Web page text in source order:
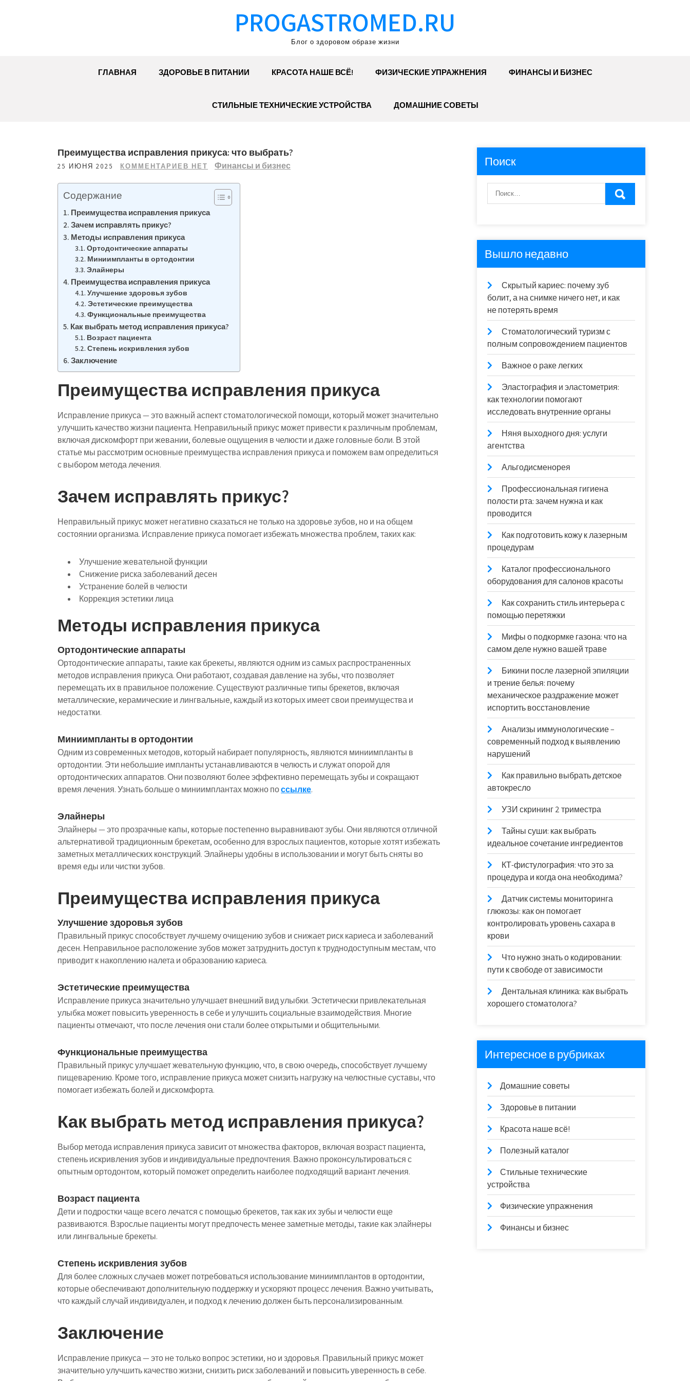
PROGASTROMED.RU
Блог о здоровом образе жизни
ГЛАВНАЯ ЗДОРОВЬЕ В ПИТАНИИ КРАСОТА НАШЕ ВСЁ! ФИЗИЧЕСКИЕ УПРАЖНЕНИЯ ФИНАНСЫ И БИЗНЕС
СТИЛЬНЫЕ ТЕХНИЧЕСКИЕ УСТРОЙСТВА ДОМАШНИЕ СОВЕТЫ
Преимущества исправления прикуса: что выбрать?
25 ИЮНЯ 2025 КОММЕНТАРИЕВ НЕТ Финансы и бизнес
Содержание
Преимущества исправления прикуса
Зачем исправлять прикус?
Методы исправления прикуса
Ортодонтические аппараты
Миниимпланты в ортодонтии
Элайнеры
Преимущества исправления прикуса
Улучшение здоровья зубов
Эстетические преимущества
Функциональные преимущества
Как выбрать метод исправления прикуса?
Возраст пациента
Степень искривления зубов
Заключение
Преимущества исправления прикуса
Исправление прикуса — это важный аспект стоматологической помощи, который может значительно
улучшить качество жизни пациента. Неправильный прикус может привести к различным проблемам,
включая дискомфорт при жевании, болевые ощущения в челюсти и даже головные боли. В этой
статье мы рассмотрим основные преимущества исправления прикуса и поможем вам определиться
с выбором метода лечения.
Зачем исправлять прикус?
Неправильный прикус может негативно сказаться не только на здоровье зубов, но и на общем
состоянии организма. Исправление прикуса помогает избежать множества проблем, таких как:
Улучшение жевательной функции
Снижение риска заболеваний десен
Устранение болей в челюсти
Коррекция эстетики лица
Методы исправления прикуса
Ортодонтические аппараты
Ортодонтические аппараты, такие как брекеты, являются одним из самых распространенных
методов исправления прикуса. Они работают, создавая давление на зубы, что позволяет
перемещать их в правильное положение. Существуют различные типы брекетов, включая
металлические, керамические и лингвальные, каждый из которых имеет свои преимущества и
недостатки.
Миниимпланты в ортодонтии
Одним из современных методов, который набирает популярность, являются миниимпланты в
ортодонтии. Эти небольшие импланты устанавливаются в челюсть и служат опорой для
ортодонтических аппаратов. Они позволяют более эффективно перемещать зубы и сокращают
время лечения. Узнать больше о миниимплантах можно поссылке.
Элайнеры
Элайнеры — это прозрачные капы, которые постепенно выравнивают зубы. Они являются отличной
альтернативой традиционным брекетам, особенно для взрослых пациентов, которые хотят избежать
заметных металлических конструкций. Элайнеры удобны в использовании и могут быть сняты во
время еды или чистки зубов.
Преимущества исправления прикуса
Улучшение здоровья зубов
Правильный прикус способствует лучшему очищению зубов и снижает риск кариеса и заболеваний
десен. Неправильное расположение зубов может затруднить доступ к труднодоступным местам, что
приводит к накоплению налета и образованию кариеса.
Эстетические преимущества
Исправление прикуса значительно улучшает внешний вид улыбки. Эстетически привлекательная
улыбка может повысить уверенность в себе и улучшить социальные взаимодействия. Многие
пациенты отмечают, что после лечения они стали более открытыми и общительными.
Функциональные преимущества
Правильный прикус улучшает жевательную функцию, что, в свою очередь, способствует лучшему
пищеварению. Кроме того, исправление прикуса может снизить нагрузку на челюстные суставы, что
помогает избежать болей и дискомфорта.
Как выбрать метод исправления прикуса?
Выбор метода исправления прикуса зависит от множества факторов, включая возраст пациента,
степень искривления зубов и индивидуальные предпочтения. Важно проконсультироваться с
опытным ортодонтом, который поможет определить наиболее подходящий вариант лечения.
Возраст пациента
Дети и подростки чаще всего лечатся с помощью брекетов, так как их зубы и челюсти еще
развиваются. Взрослые пациенты могут предпочесть менее заметные методы, такие как элайнеры
или лингвальные брекеты.
Степень искривления зубов
Для более сложных случаев может потребоваться использование миниимплантов в ортодонтии,
которые обеспечивают дополнительную поддержку и ускоряют процесс лечения. Важно учитывать,
что каждый случай индивидуален, и подход к лечению должен быть персонализированным.
Заключение
Исправление прикуса — это не только вопрос эстетики, но и здоровья. Правильный прикус может
значительно улучшить качество жизни, снизить риск заболеваний и повысить уверенность в себе.
Поиск
Вышло недавно
Скрытый кариес: почему зуб
болит, а на снимке ничего нет, и как
не потерять время
Стоматологический туризм с
полным сопровождением пациентов
Важное о раке легких
Эластография и эластометрия:
как технологии помогают
исследовать внутренние органы
Няня выходного дня: услуги
агентства
Альгодисменорея
Профессиональная гигиена
полости рта: зачем нужна и как
проводится
Как подготовить кожу к лазерным
процедурам
Каталог профессионального
оборудования для салонов красоты
Как сохранить стиль интерьера с
помощью перетяжки
Мифы о подкормке газона: что на
самом деле нужно вашей траве
Бикини после лазерной эпиляции
и трение белья: почему
механическое раздражение может
испортить восстановление
Анализы иммунологические –
современный подход к выявлению
нарушений
Как правильно выбрать детское
автокресло
УЗИ скрининг 2 триместра
Тайны суши: как выбрать
идеальное сочетание ингредиентов
КТ-фистулография: что это за
процедура и когда она необходима?
Датчик системы мониторинга
глюкозы: как он помогает
контролировать уровень сахара в
крови
Что нужно знать о кодировании:
пути к свободе от зависимости
Дентальная клиника: как выбрать
хорошего стоматолога?
Интересное в рубриках
Домашние советы
Здоровье в питании
Красота наше всё!
Полезный каталог
Стильные технические
устройства
Физические упражнения
Финансы и бизнес